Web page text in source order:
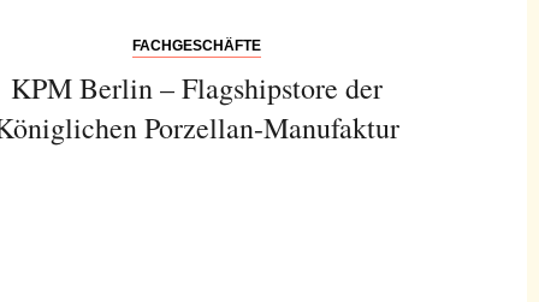
FACHGESCHÄFTE
KPM Berlin – Flagshipstore der
Porzellan-Manufaktur